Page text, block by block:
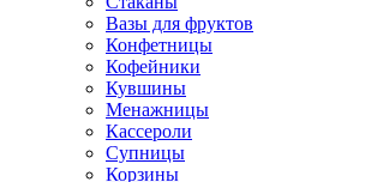
Вазы для фруктов
Конфетницы
Кофейники
Кувшины
Менажницы
Кассероли
Супницы
Корзины